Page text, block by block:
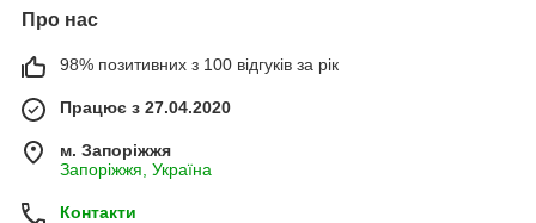
Про нас
98% позитивних з 100 відгуків за рік
Працює з 27.04.2020
м. Запоріжжя
Запоріжжя, Україна
Контакти